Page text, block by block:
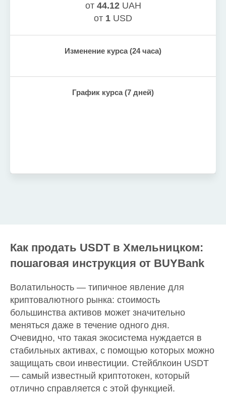
от 44.12UAH
от 1 USD
Изменение курса (24 часа)
График курса (7 дней)
Как продать USDT в Хмельницком:
пошаговая инструкция от BUYBank
Волатильность — типичное явление для
криптовалютного рынка: стоимость
большинства активов может значительно
меняться даже в течение одного дня.
Очевидно, что такая экосистема нуждается в
стабильных активах, с помощью которых можно
защищать свои инвестиции. Стейблкоин USDT
— самый известный криптотокен, который
отлично справляется с этой функцией.